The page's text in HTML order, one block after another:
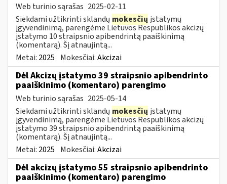
Web turinio sąrašas 2025-02-11
Siekdami užtikrinti sklandų mokesčių įstatymų
įgyvendinimą, parengėme Lietuvos Respublikos akcizų
įstatymo 10 straipsnio apibendrintą paaiškinimą
(komentarą). Šį atnaujintą...
Metai: 2025 Mokesčiai:Akcizai
Dėl Akcizų įstatymo 39 straipsnio apibendrinto
paaiškinimo (komentaro) parengimo
Web turinio sąrašas 2025-05-14
Siekdami užtikrinti sklandų mokesčių įstatymų
įgyvendinimą, parengėme Lietuvos Respublikos akcizų
įstatymo 39 straipsnio apibendrintą paaiškinimą
(komentarą). Šį atnaujintą...
Metai: 2025 Mokesčiai:Akcizai
Dėl akcizų įstatymo 55 straipsnio apibendrinto
paaiškinimo (komentaro) parengimo